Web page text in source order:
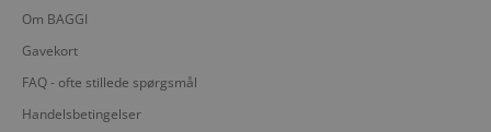
Om BAGGI
Gavekort
FAQ - ofte stillede spørgsmål
Handelsbetingelser